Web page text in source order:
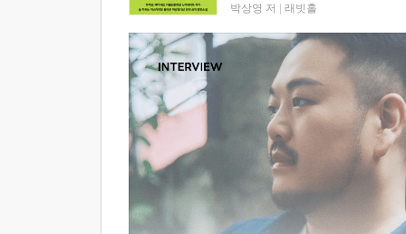
박상영 저 래빗홀